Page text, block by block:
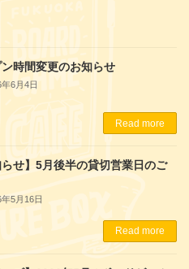
時間変更のお知らせ
6月4日
Read more
らせ】5月後半の貸切営業日のご
5月16日
Read more